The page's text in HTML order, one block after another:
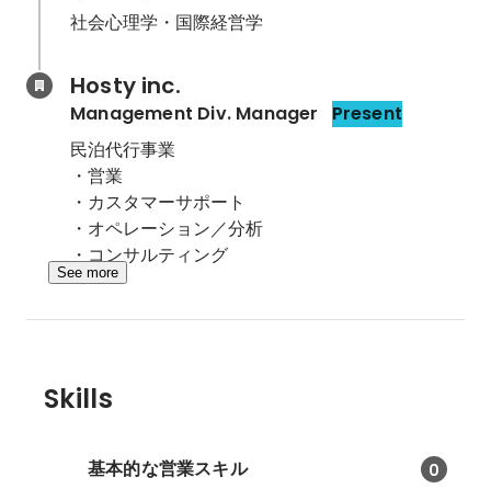
社会心理学・国際経営学
Hosty inc.
Management Div. Manager Present
民泊代行事業
・営業
・カスタマーサポート
・オペレーション／分析
・コンサルティング
See more
Skills
基本的な営業スキル 0